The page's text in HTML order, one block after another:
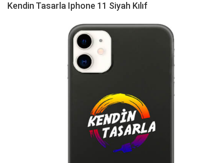
Kendin Tasarla Iphone 11 Siyah Kılıf